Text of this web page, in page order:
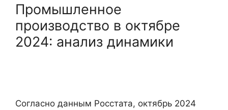
Промышленное
производство в октябре
2024: анализ динамики
Согласно данным Росстата, октябрь 2024